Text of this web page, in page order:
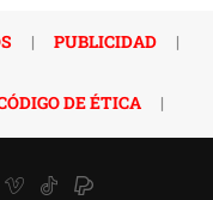
| PUBLICIDAD |
DE ÉTICA |